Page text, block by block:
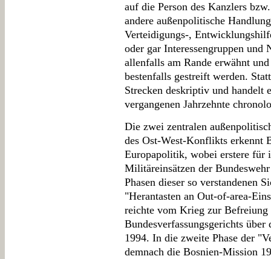
auf die Person des Kanzlers
andere außenpolitische
Verteidigungs-,
oder gar Interessengruppen und
allenfalls am Rande erwähnt
bestenfalls gestreift werden.
Strecken deskriptiv und
vergangenen Jahrzehnte
Die zwei zentralen
des Ost-West-Konflikts erkennt
Europapolitik, wobei erstere für
Militäreinsätzen der
Phasen dieser so verstandenen
"Herantasten an Out-of-area-
reichte vom Krieg zur
Bundesverfassungsgerichts
1994. In die zweite Phase der
demnach die Bosnien-Mission